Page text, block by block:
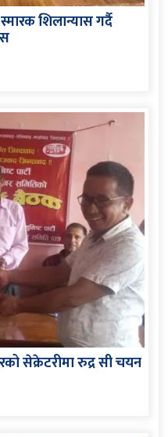
शिलान्यास गर्दै
सेक्रेटरीमा रुद्र सी चयन